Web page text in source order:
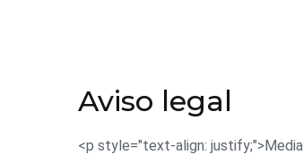
Aviso legal
<p style="text-align: